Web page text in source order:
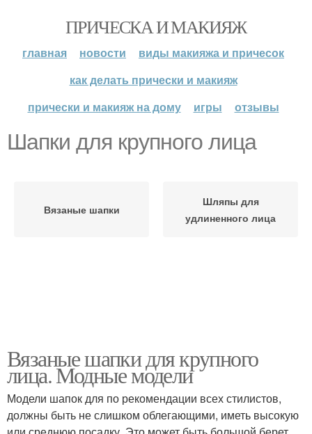
ПРИЧЕСКА И МАКИЯЖ
главная новости
виды макияжа и причесок
как делать прически и макияж
прически и макияж на дому
игры отзывы
Шапки для крупного лица
Вязаные шапки
Шляпы для
удлиненного лица
Вязаные шапки для крупного
лица. Модные модели
Модели шапок для по рекомендации всех стилистов,
должны быть не слишком облегающими, иметь высокую